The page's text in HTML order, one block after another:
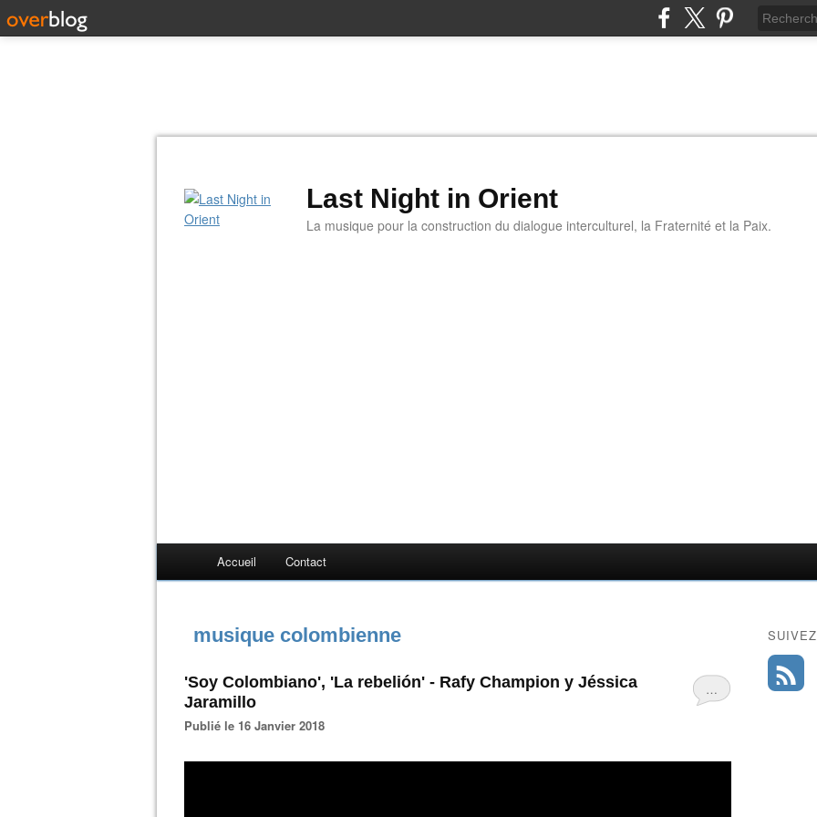
Last Night in Orient
La musique pour la construction du dialogue interculturel, la Fraternité et la Paix.
Accueil Contact
musique colombienne
…
'Soy Colombiano', 'La rebelión' - Rafy Champion y Jéssica
Jaramillo
Publié le 16 Janvier 2018